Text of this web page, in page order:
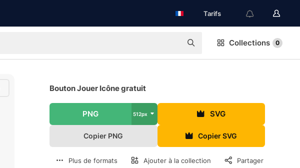
Tarifs
Collections 0
Bouton Jouer Icône gratuit
PNG 512px SVG
Copier PNG Copier SVG
Plus de formats Ajouter à la collection Partager